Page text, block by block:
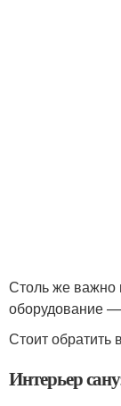
Столь же важно
оборудование
Стоит
Интерьер